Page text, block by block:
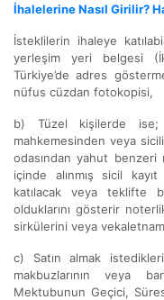
İhalelerine Nasıl Girilir?
İsteklilerin ihaleye
yerleşim yeri belgesi
Türkiye’de adres
nüfus cüzdan fotokopisi,
b) Tüzel kişilerde ise;
mahkemesinden veya
odasından yahut benzeri
içinde alınmış sicil
katılacak veya teklifte
olduklarını gösterir
sirkülerini veya
c) Satın almak
makbuzlarının veya
Mektubunun Geçici,